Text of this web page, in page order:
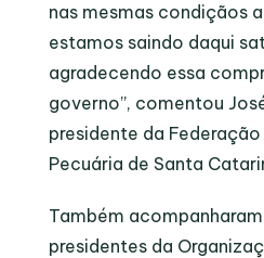
nas mesmas condiçãos
estamos saindo daqui
agradecendo essa
governo”, comentou
presidente da
Pecuária de Santa
Também
presidentes da